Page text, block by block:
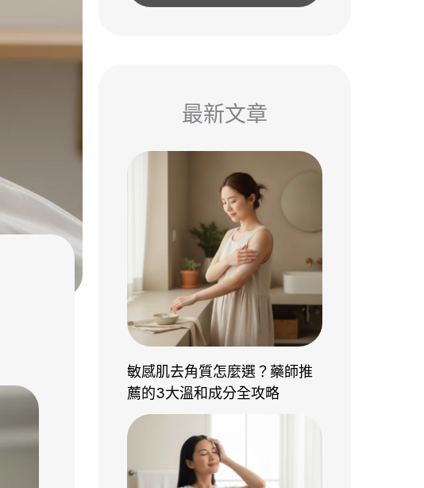
最新文章
敏感肌去角質怎麼選？藥師推
薦的3大溫和成分全攻略